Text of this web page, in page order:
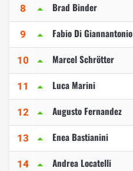
8 Brad Binder
9 Fabio Di Giannantonio
10 Marcel Schrötter
11 Luca Marini
12 Augusto Fernandez
13 Enea Bastianini
14 Andrea Locatelli